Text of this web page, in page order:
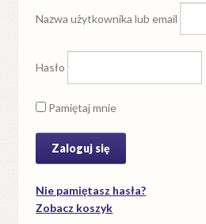
Nazwa użytkownika lub email
Hasło
Pamiętaj mnie
Nie pamiętasz hasła?
Zobacz koszyk